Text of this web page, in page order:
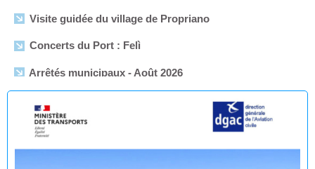
Enquête publique en vue de l'Établissement du plan de
servitudes aéronautiques de dégagement de l’aérodrome
de Propriano
🟢 🌊 Réouverture à la baignade : Plage du Lido -